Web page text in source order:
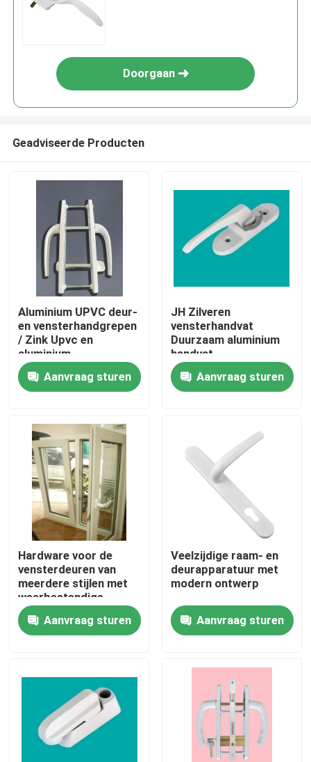
Huis
video's
Ongeveer ons
Fabrieksreis
Kwaliteitscontrole
Contacteer ons
UPVC-Deurprofielen
Doorgaan
Geadviseerde Producten
Aluminium UPVC deur-
en vensterhandgrepen
/ Zink Upvc en
aluminium
vensterhardware
Aanvraag sturen
JH Zilveren
vensterhandvat
Duurzaam aluminium
handvat
Aanvraag sturen
Hardware voor de
vensterdeuren van
meerdere stijlen met
weerbestendige
aluminiumlegering
Aanvraag sturen
Veelzijdige raam- en
deurapparatuur met
modern ontwerp
Aanvraag sturen